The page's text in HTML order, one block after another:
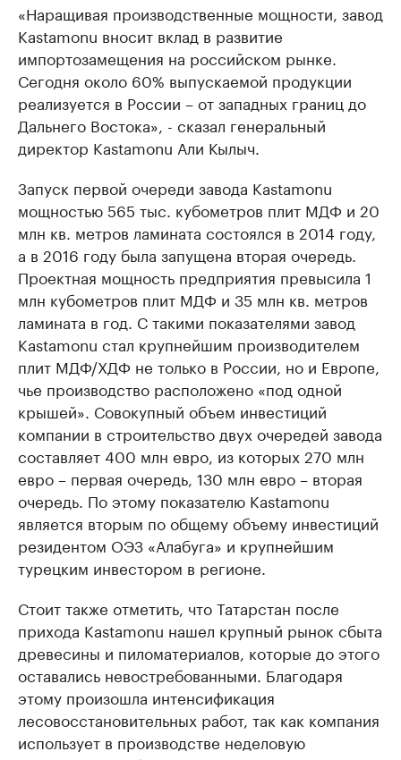
«Наращивая производственные мощности, завод
Kastamonu вносит вклад в развитие
импортозамещения на российском рынке.
Сегодня около 60% выпускаемой продукции
реализуется в России – от западных границ до
Дальнего Востока», - сказал генеральный
директор Kastamonu Али Кылыч.
Запуск первой очереди завода Kastamonu
мощностью 565 тыс. кубометров плит МДФ и 20
млн кв. метров ламината состоялся в 2014 году,
а в 2016 году была запущена вторая очередь.
Проектная мощность предприятия превысила 1
млн кубометров плит МДФ и 35 млн кв. метров
ламината в год. С такими показателями завод
Kastamonu стал крупнейшим производителем
плит МДФ/ХДФ не только в России, но и Европе,
чье производство расположено «под одной
крышей». Совокупный объем инвестиций
компании в строительство двух очередей завода
составляет 400 млн евро, из которых 270 млн
евро – первая очередь, 130 млн евро – вторая
очередь. По этому показателю Kastamonu
является вторым по общему объему инвестиций
резидентом ОЭЗ «Алабуга» и крупнейшим
турецким инвестором в регионе.
Стоит также отметить, что Татарстан после
прихода Kastamonu нашел крупный рынок сбыта
древесины и пиломатериалов, которые до этого
оставались невостребованными. Благодаря
этому произошла интенсификация
лесовосстановительных работ, так как компания
использует в производстве неделовую